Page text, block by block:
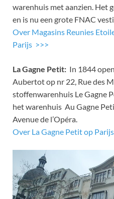
warenhuis met aanzien. Het
en is nu een grote FNAC
Over Magasins Reunies
Parijs >>>
La Gagne Petit: In 1844
Aubertot op nr 22, Rue des
stoffenwarenhuis Le Gagne
het warenhuis Au Gagne
Avenue de l’Opéra.
Over La Gagne Petit op